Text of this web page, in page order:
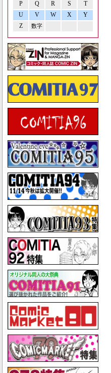
P Q R S
T
U
V W X
Y
Z
数字